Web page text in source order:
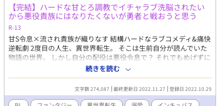
【完結】ハードな甘とろ調教でイチャラブ洗脳されたい
から悪役貴族にはなりたくないが勇者と戦おうと思う
R-13
甘S令息×流され貴族が織りなす 結構ハードなラブコメディ&痛快
逆転劇 2度目の人生、異世界転生。 そこは生前自分が読んでいた
物語の世界。 しかし自分の配役は悪役令息で？ それでもめげずに
真面目に生きて35歳。 せっかく民に慕われる立派な伯爵になった
のに。 気付けば自分が侯爵家三男を監禁して洗脳していると思わ
れかねない状況に！ このままじゃ物語通りになってしまう！ 早く
こいつを家に帰さないと！ しかし彼は帰るどころか屋敷に居着い
てしまって。 「シャルル様は僕に虐められることだけ考えてたら
続きを読む
文字数 274,087 最終更新日 2022.11.27 登録日 2022.10.29